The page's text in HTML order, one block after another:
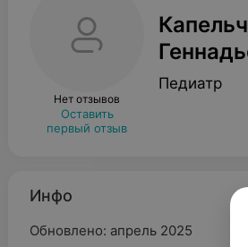
Нет отзывов
Оставить
первый отзыв
Педиатр
Инфо
Обновлено: апрель 2025